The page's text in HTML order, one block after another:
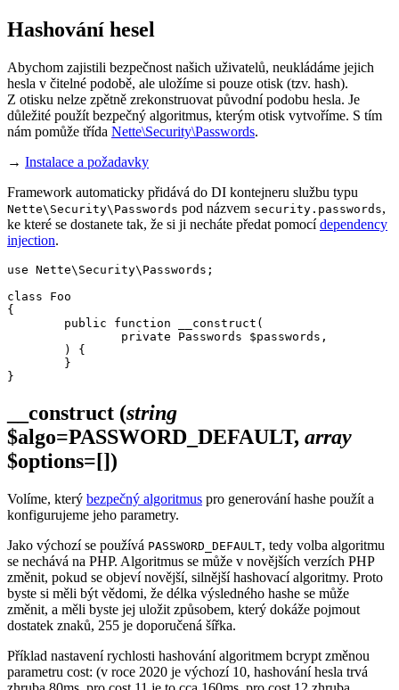
Hashování hesel
Abychom zajistili bezpečnost našich uživatelů, neukládáme jejich
hesla v čitelné podobě, ale uložíme si pouze otisk (tzv. hash).
Z otisku nelze zpětně zrekonstruovat původní podobu hesla. Je
důležité použít bezpečný algoritmus, kterým otisk vytvoříme. S tím
nám pomůže třída Nette\Security\Passwords.
→ Instalace a požadavky
Framework automaticky přidává do DI kontejneru službu typu
Nette\Security\Passwords pod názvem security.passwords,
ke které se dostanete tak, že si ji necháte předat pomocídependency
injection.
use Nette\Security\Passwords;
class Foo
{
__construct (string
$algo=PASSWORD_DEFAULT, array
$options=[])
Volíme, který bezpečný algoritmus pro generování hashe použít a
konfigurujeme jeho parametry.
Jako výchozí se používá PASSWORD_DEFAULT, tedy volba algoritmu
se nechává na PHP. Algoritmus se může v novějších verzích PHP
změnit, pokud se objeví novější, silnější hashovací algoritmy. Proto
byste si měli být vědomi, že délka výsledného hashe se může
změnit, a měli byste jej uložit způsobem, který dokáže pojmout
dostatek znaků, 255 je doporučená šířka.
Příklad nastavení rychlosti hashování algoritmem bcrypt změnou
parametru cost: (v roce 2020 je výchozí 10, hashování hesla trvá